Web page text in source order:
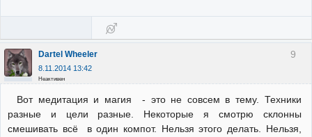
9
Dartel Wheeler
8.11.2014 13:42
Неактивен
Вот медитация и магия - это не совсем в тему. Техники
разные и цели разные. Некоторые я смотрю склонны
смешивать всё в один компот. Нельзя этого делать. Нельзя,